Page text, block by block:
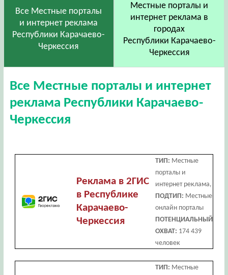
Все Местные порталы
и интернет реклама
Республики Карачаево-
Черкессия
Местные порталы и
интернет реклама в
городах
Республики Карачаево-
Черкессия
Все Местные порталы и интернет
реклама Республики Карачаево-
Черкессия
Реклама в 2ГИС
в Республике
Карачаево-
Черкессия
ТИП: Местные
порталы и
интернет реклама,
ПОДТИП: Местные
онлайн порталы
ПОТЕНЦИАЛЬНЫЙ
ОХВАТ: 174 439
человек
ТИП: Местные